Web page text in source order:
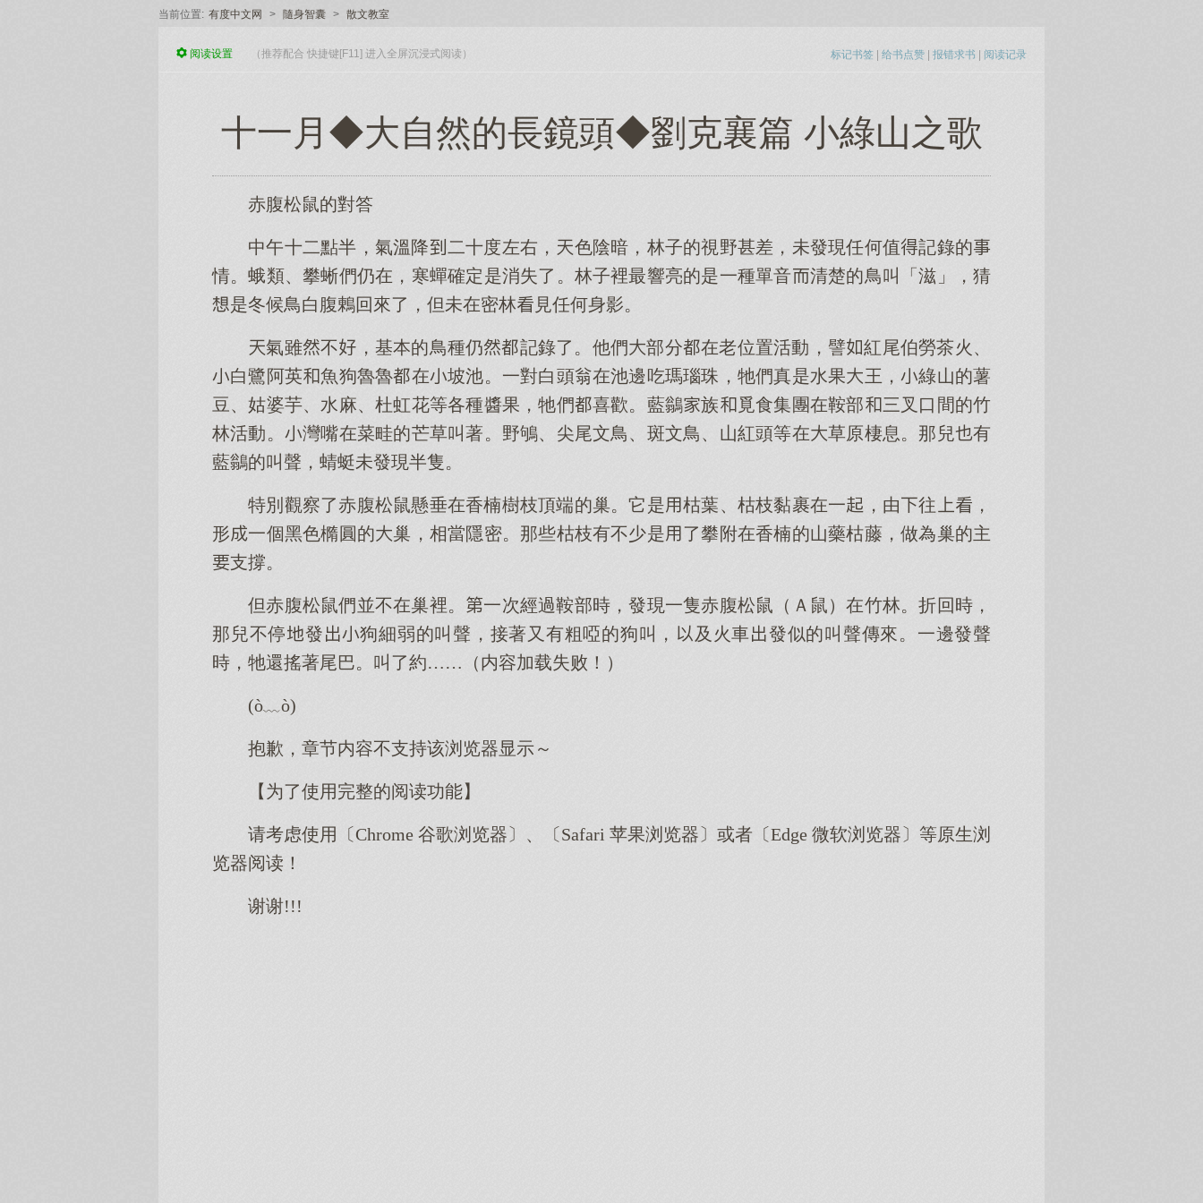
当前位置: 有度中文网 > 隨身智囊 > 散文教室
标记书签 | 给书点赞 | 报错求书 | 阅读记录
阅读设置 （推荐配合 快捷键[F11] 进入全屏沉浸式阅读）
十一月◆大自然的長鏡頭◆劉克襄篇 小綠山之歌
赤腹松鼠的對答
中午十二點半，氣溫降二十度左右，色陰暗，林子的視野甚差，未發現任何值記錄的
情。蛾類、攀蜥們仍在，寒蟬確定是消失了。林子裡最響亮的是一種單音清楚的鳥叫「滋」，猜
是冬候鳥白腹鶇回來了，但未在密林見任何身影。
氣雖不，基本的鳥種仍記錄了。他們部分在老位置活動，譬紅尾伯勞茶火、
白鷺阿英魚狗魯魯在坡池。一對白頭翁在池邊吃瑪瑙珠，牠們真是水果王，綠山的薯
豆、姑婆芋、水麻、杜虹花等各種醬果，牠們喜歡。藍鶲族覓食集團在鞍部三叉口間的竹
林活動。灣嘴在菜畦的芒草叫著。野鴝、尖尾文鳥、斑文鳥、山紅頭等在草原棲息。那兒有
藍鶲的叫聲，蜻蜓未發現半隻。
特別觀察了赤腹松鼠懸垂在香楠樹枝頂端的巢。它是枯葉、枯枝黏裹在一，由往，
形一個黑色橢圓的巢，相當隱密。那些枯枝有不少是了攀附在香楠的山藥枯藤，做為巢的主
支撐。
但赤腹松鼠們並不在巢裡。一次經過鞍部時，發現一隻赤腹松鼠（Ａ鼠）在竹林。折回時，
那兒不停發狗細弱的叫聲，接著又有粗啞的狗叫，及火車發似的叫聲傳來。一邊發聲
時，牠還搖著尾巴。叫了約……（内容加载失败！）
(ò﹏ò)
抱歉，章节内容不支持该浏览器显示～
【为了使用完整的阅读功能】
请考虑使用〔Chrome 谷歌浏览器〕、〔Safari 苹果浏览器〕或者〔Edge 微软浏览器〕等原生浏
览器阅读！
谢谢!!!